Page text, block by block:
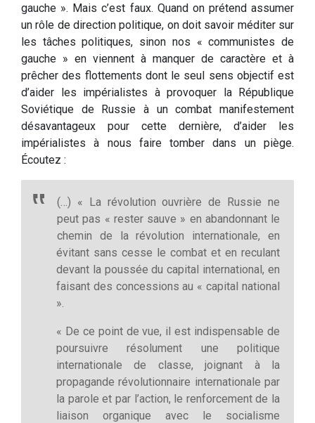
gauche ». Mais c’est faux. Quand on prétend assumer
un rôle de direc­tion politique, on doit savoir méditer sur
les tâches politi­ques, sinon nos « communistes de
gauche » en viennent à manquer de caractère et à
prêcher des flottements dont le seul sens objectif est
d’aider les impérialistes à provoquer la République
Soviétique de Russie à un combat manifes­tement
désavantageux pour cette dernière, d’aider les
impérialistes à nous faire tomber dans un piège.
Écoutez :
(…) « La révolution ouvrière de Russie ne
peut pas « rester sauve » en abandonnant le
chemin de la révolution internationale, en
évitant sans cesse le combat et en reculant
devant la poussée du capital international, en
faisant des concessions au « capital national
».
« De ce point de vue, il est indispensable de
poursuivre résolument une politique
internationale de classe, joignant à la
propagande révolutionnaire internationale par
la parole et par l’action, le renforcement de la
liaison organique avec le socialisme